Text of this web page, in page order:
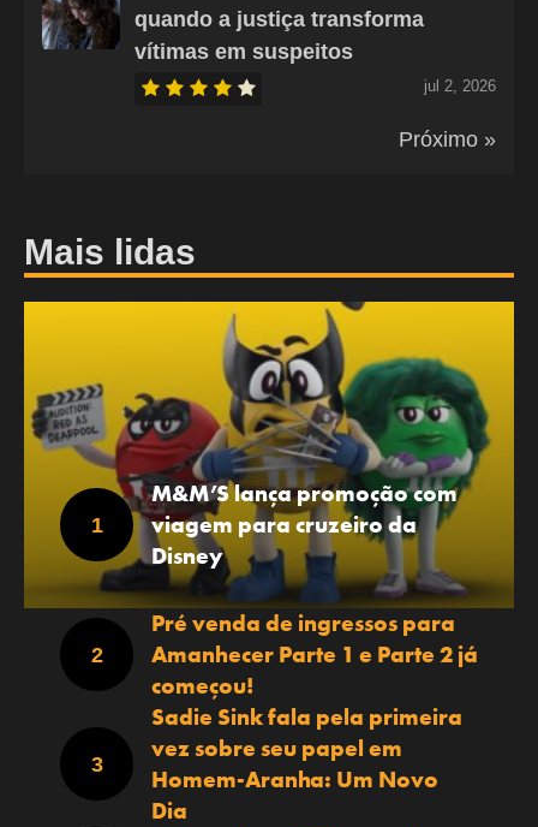
quando a justiça transforma
vítimas em suspeitos
jul 2, 2026
Próximo »
Mais lidas
M&M’S lança promoção com
viagem para cruzeiro da
Disney
Pré venda de ingressos para
Amanhecer Parte 1 e Parte 2 já
começou!
Sadie Sink fala pela primeira
vez sobre seu papel em
Homem-Aranha: Um Novo
Dia